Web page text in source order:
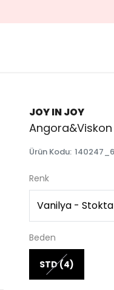
JOY IN JOY
Angora&Viskon
Ürün Kodu:
Renk
Beden
STD (4)